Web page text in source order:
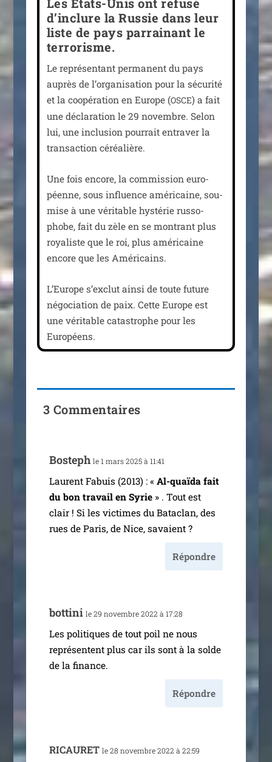
Les États-Unis ont refusé
d’inclure la Russie dans leur
liste de pays parrainant le
terrorisme.
Le repré­sen­tant per­ma­nent du pays
auprès de l’or­ga­ni­sa­tion pour la sécu­ri­té
et la coopé­ra­tion en Europe (OSCE) a fait
une décla­ra­tion le 29 novembre. Selon
lui, une inclu­sion pour­rait entra­ver la
tran­sac­tion céréalière.
Une fois encore, la com­mis­sion euro­
péenne, sous influence amé­ri­caine, sou­
mise à une véri­table hys­té­rie rus­so­
phobe, fait du zèle en se mon­trant plus
roya­liste que le roi, plus amé­ri­caine
encore que les Américains.
L’Europe s’ex­clut ain­si de toute future
négo­cia­tion de paix. Cette Europe est
une véri­table catas­trophe pour les
Européens.
3 Commentaires
Bosteph le 1 mars 2025 à 11:41
Laurent Fabuis (2013) : « Al-quaï­­da fait
du bon tra­vail en Syrie» . Tout est
clair ! Si les vic­times du Bataclan, des
rues de Paris, de Nice, savaient ?
Répondre
bot­ti­ni le 29 novembre 2022 à 17:28
Les poli­tiques de tout poil ne nous
repré­sentent plus car ils sont à la solde
de la finance.
Répondre
RICAURET le 28 novembre 2022 à 22:59